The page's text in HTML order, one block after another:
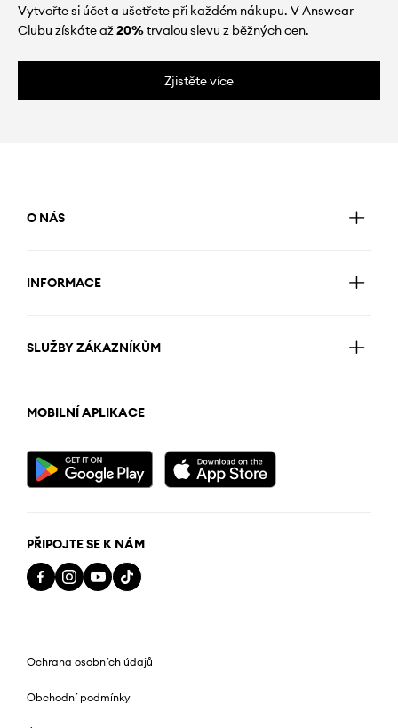
Vytvořte si účet a ušetřete při každém nákupu. V Answear
Clubu získáte až20%trvalou slevu z běžných cen.
Zjistěte více
O NÁS
INFORMACE
SLUŽBY ZÁKAZNÍKŮM
MOBILNÍ APLIKACE
PŘIPOJTE SE K NÁM
Ochrana osobních údajů
Obchodní podmínky